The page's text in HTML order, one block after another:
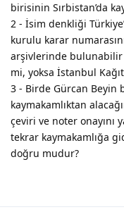
birisinin Sırbistan’da
2 - İsim denkliği
kurulu karar
arşivlerinde bulunabilir
mi, yoksa İstanbul
3 - Birde Gürcan Beyin
kaymakamlıktan
çeviri ve noter onayını
tekrar kaymakamlığa
doğru mudur?